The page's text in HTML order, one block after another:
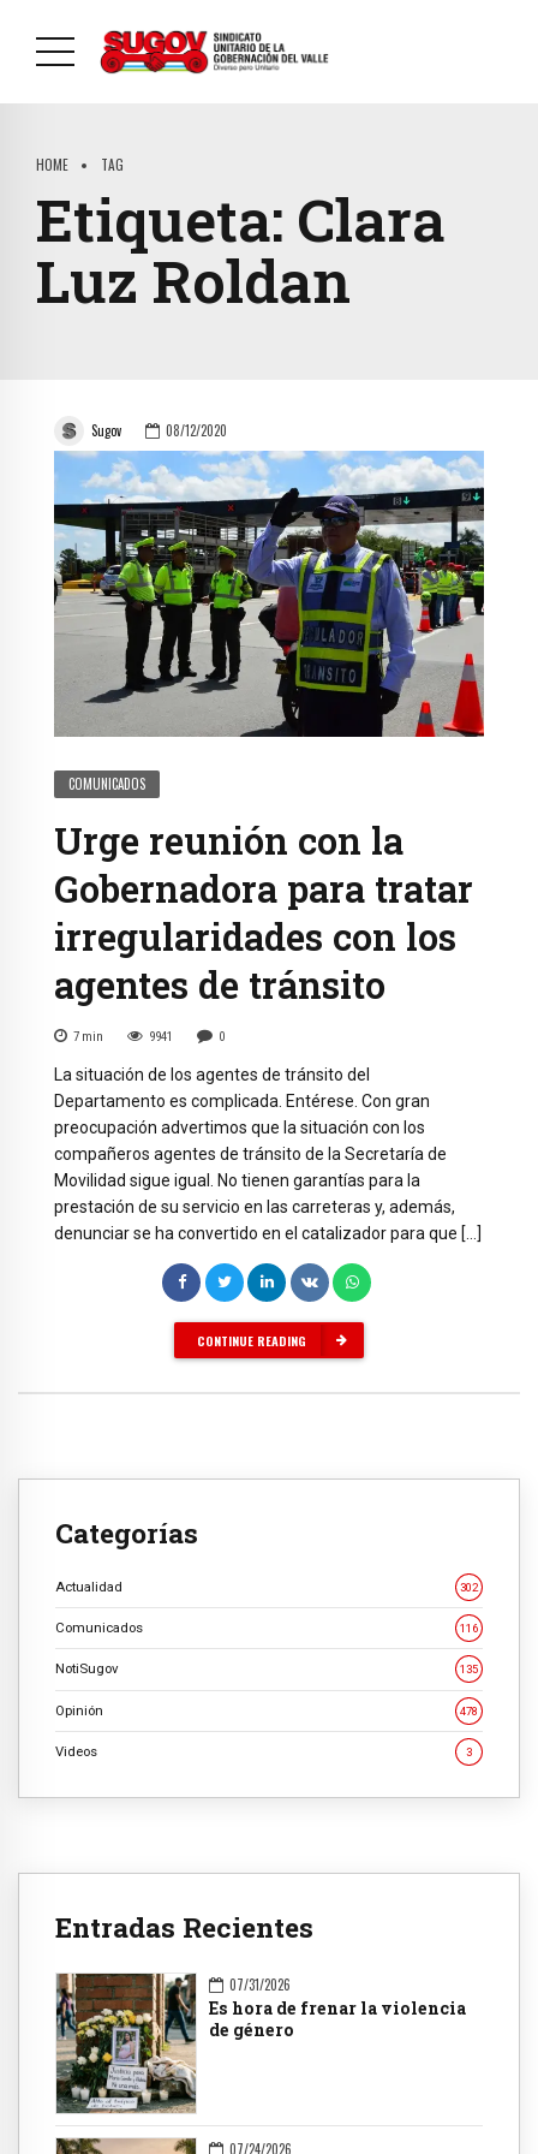
HOME TAG
Etiqueta: Clara
Luz Roldan
Sugov 08/12/2020
COMUNICADOS
Urge reunión con la
Gobernadora para tratar
irregularidades con los
agentes de tránsito
7 min 9941 0
La situación de los agentes de tránsito del
Departamento es complicada. Entérese. Con gran
preocupación advertimos que la situación con los
compañeros agentes de tránsito de la Secretaría de
Movilidad sigue igual. No tienen garantías para la
prestación de su servicio en las carreteras y, además,
denunciar se ha convertido en el catalizador para que […]
CONTINUE READING
Categorías
Actualidad 302
Comunicados 116
NotiSugov 135
Opinión 478
Videos 3
Entradas Recientes
07/31/2026
Es hora de frenar la violencia
de género
07/24/2026